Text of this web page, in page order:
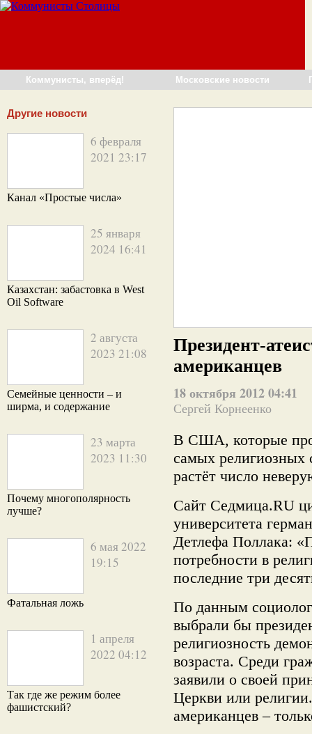
Коммунисты, вперёд! Московские новости
Другие новости
6 февраля
2021 23:17
Канал «Простые числа»
25 января
2024 16:41
Казахстан: забастовка в West
Oil Software
2 августа
2023 21:08
Семейные ценности – и
ширма, и содержание
23 марта
2023 11:30
Почему многополярность
лучше?
6 мая 2022
19:15
Фатальная ложь
1 апреля
2022 04:12
Так где же режим более
фашистский?
Президент-
американцев
18 октября 2012 04:41
Сергей Корнеенко
В США, которые
самых религиозных
растёт число
Сайт Седмица.RU
университета
Детлефа Поллака:
потребности в
последние три
По данным
выбрали бы
религиозность
возраста. Среди
заявили о своей
Церкви или
американцев –